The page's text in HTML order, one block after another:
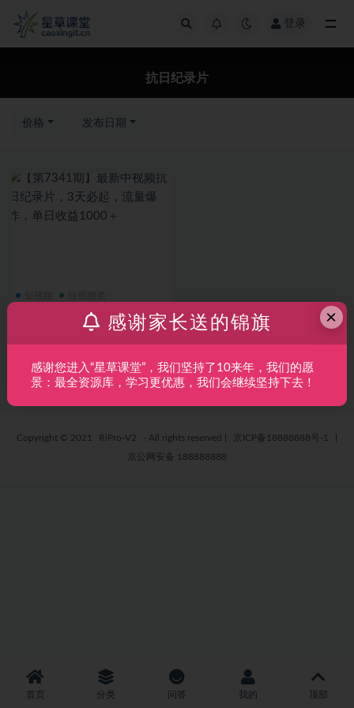
登录
抗日纪录片
价格 发布日期
【第7341期】最新中视频抗日
纪录片，3天必起，流量爆炸，
单日收益1000＋
Copyright © 2021 RiPro-V2 - All rights reserved 京ICP备18888888号-1
京公网安备 188888888
首页 分类 问答 我的 顶部
×
感谢家长送的锦旗
感谢您进入“星草课堂”，我们坚持了10来年，我们的愿
景：最全资源库，学习更优惠，我们会继续坚持下去！